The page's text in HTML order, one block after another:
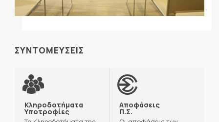
ΣΥΝΤΟΜΕΥΣΕΙΣ
Κληροδοτήματα
Υποτροφίες
Αποφάσεις
Π.Σ.